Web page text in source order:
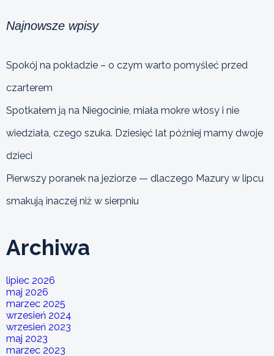
Najnowsze wpisy
Spokój na pokładzie – o czym warto pomyśleć przed
czarterem
Spotkałem ją na Niegocinie, miała mokre włosy i nie
wiedziała, czego szuka. Dziesięć lat później mamy dwoje
dzieci
Pierwszy poranek na jeziorze — dlaczego Mazury w lipcu
smakują inaczej niż w sierpniu
Archiwa
lipiec 2026
maj 2026
marzec 2025
wrzesień 2024
wrzesień 2023
maj 2023
marzec 2023